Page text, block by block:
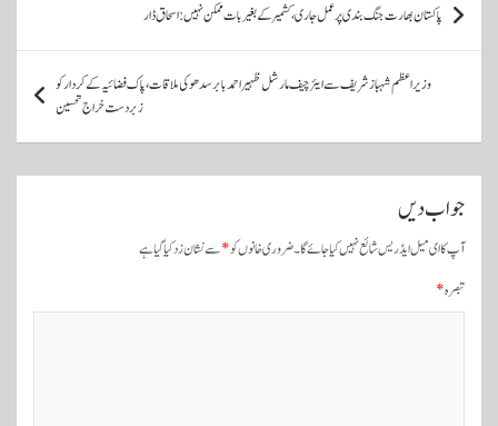
و
ں
پاکستان بھارت جنگ بندی پر عمل جاری، کشمیر کے بغیر بات ممکن نہیں: اسحاق ڈار
وزیراعظم شہباز شریف سے ایئرچیف مارشل ظہیر احمد بابر سدھو کی ملاقات، پاک فضائیہ کے کردار کو
زبردست خراج تحسین
جواب دیں
آپ کا ای میل ایڈریس شائع نہیں کیا جائے گا۔ضروری خانوں کو*سے نشان زد کیا گیا ہے
تبصرہ*